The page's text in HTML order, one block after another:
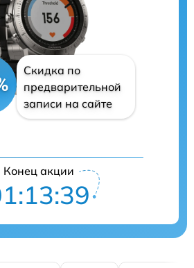
Скидка по
предварительной
записи на сайте
Конец акции